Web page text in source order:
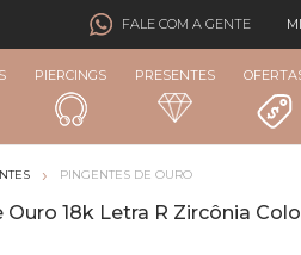
FALE COM A GENTE
PIERCINGS PRESENTES
PINGENTES DE OURO
Ouro 18k Letra R Zircônia